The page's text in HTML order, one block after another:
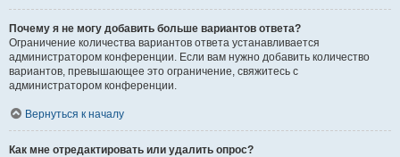
Почему я не могу добавить больше вариантов ответа?
Ограничение количества вариантов ответа устанавливается
администратором конференции. Если вам нужно добавить количество
вариантов, превышающее это ограничение, свяжитесь с
администратором конференции.
Вернуться к началу
Как мне отредактировать или удалить опрос?